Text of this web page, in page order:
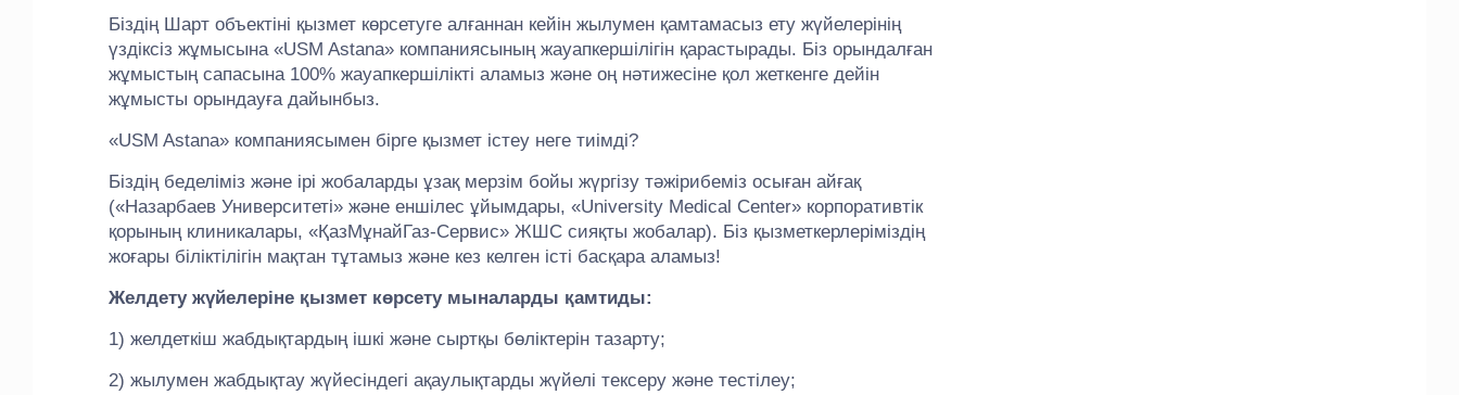
Біздің Шарт объектіні қызмет көрсетуге алғаннан кейін жылумен қамтамасыз ету жүйелерінің
үздіксіз жұмысына «USM Astana» компаниясының жауапкершілігін қарастырады. Біз орындалған
жұмыстың сапасына 100% жауапкершілікті аламыз және оң нәтижесіне қол жеткенге дейін
жұмысты орындауға дайынбыз.
«USM Astana» компаниясымен бірге қызмет істеу неге тиімді?
Біздің беделіміз және ірі жобаларды ұзақ мерзім бойы жүргізу тәжірибеміз осыған айғақ
(«Назарбаев Университеті» және еншілес ұйымдары, «University Medical Center» корпоративтік
қорының клиникалары, «ҚазМұнайГаз-Сервис» ЖШС сияқты жобалар). Біз қызметкерлеріміздің
жоғары біліктілігін мақтан тұтамыз және кез келген істі басқара аламыз!
Желдету жүйелеріне қызмет көрсету мыналарды қамтиды:
1) желдеткіш жабдықтардың ішкі және сыртқы бөліктерін тазарту;
2) жылумен жабдықтау жүйесіндегі ақаулықтарды жүйелі тексеру және тестілеу;